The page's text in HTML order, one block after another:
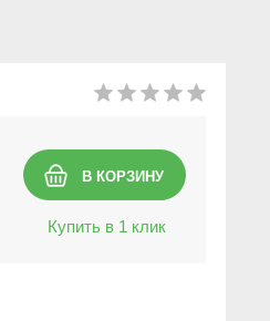
Купить в 1 клик